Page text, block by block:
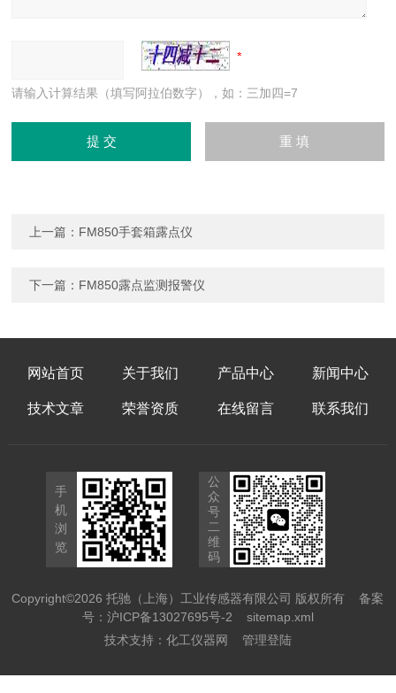
请输入计算结果（填写阿拉伯数字），如：三加四=7
上一篇： FM850手套箱露点仪
下一篇： FM850露点监测报警仪
网站首页 关于我们 产品中心 新闻中心
技术文章 荣誉资质 在线留言 联系我们
手
机
浏
览
公
众
号
二
维
码
Copyright©2026 托驰（上海）工业传感器有限公司 版权所有备案
号：沪ICP备13027695号-2
sitemap.xml
技术支持： 化工仪器网 管理登陆